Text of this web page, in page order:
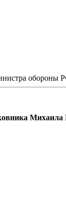
обороны